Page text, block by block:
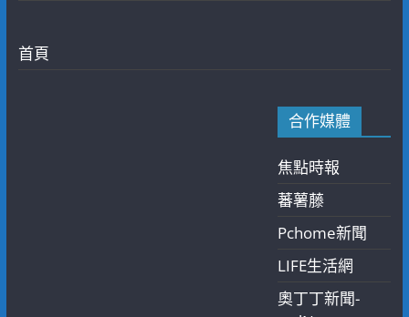
首頁
合作媒體
焦點時報
蕃薯藤
Pchome新聞
LIFE生活網
奧丁丁新聞-